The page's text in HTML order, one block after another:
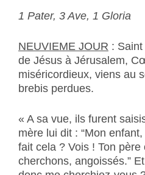
1 Pater, 3 Ave, 1 Gloria
NEUVIEME JOUR :
de Jésus à Jérusalem,
miséricordieux, viens au
brebis perdues.
« A sa vue, ils furent
mère lui dit : “Mon
fait cela ? Vois ! Ton
cherchons, angoissés.”